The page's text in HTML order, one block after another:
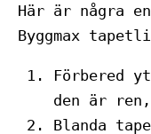
Här är några
Byggmax
Förbered
den är
Blanda